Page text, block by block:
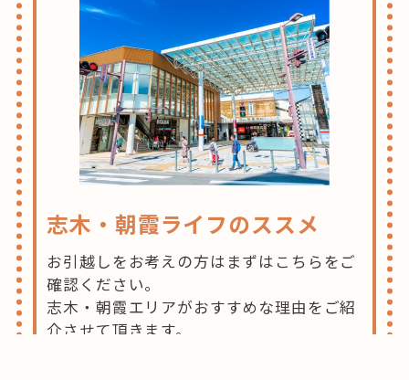
志木・朝霞ライフのススメ
お引越しをお考えの方はまずはこちらをご
確認ください。
志木・朝霞エリアがおすすめな理由をご紹
介させて頂きます。